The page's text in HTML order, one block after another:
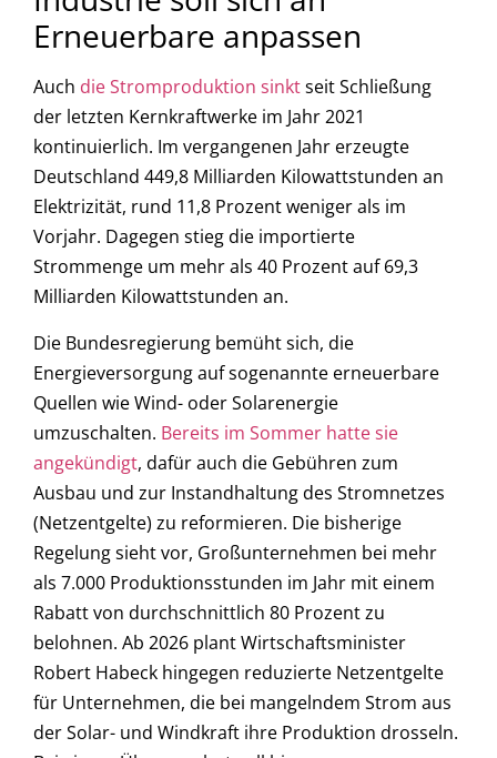
Erneuerbare anpassen
Auch die Stromproduktion sinktseit Schließung
der letzten Kernkraftwerke im Jahr 2021
kontinuierlich. Im vergangenen Jahr erzeugte
Deutschland 449,8 Milliarden Kilowattstunden an
Elektrizität, rund 11,8 Prozent weniger als im
Vorjahr. Dagegen stieg die importierte
Strommenge um mehr als 40 Prozent auf 69,3
Milliarden Kilowattstunden an.
Die Bundesregierung bemüht sich, die
Energieversorgung auf sogenannte erneuerbare
Quellen wie Wind- oder Solarenergie
umzuschalten. Bereits im Sommer hatte sie
angekündigt, dafür auch die Gebühren zum
Ausbau und zur Instandhaltung des Stromnetzes
(Netzentgelte) zu reformieren. Die bisherige
Regelung sieht vor, Großunternehmen bei mehr
als 7.000 Produktionsstunden im Jahr mit einem
Rabatt von durchschnittlich 80 Prozent zu
belohnen. Ab 2026 plant Wirtschaftsminister
Robert Habeck hingegen reduzierte Netzentgelte
für Unternehmen, die bei mangelndem Strom aus
der Solar- und Windkraft ihre Produktion drosseln.